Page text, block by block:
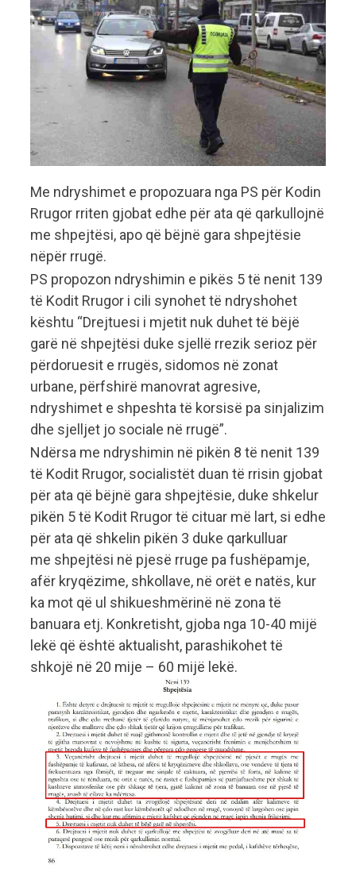
Me ndryshimet e propozuara nga PS për Kodin
Rrugor rriten gjobat edhe për ata që qarkullojnë
me shpejtësi, apo që bëjnë gara shpejtësie
nëpër rrugë.
PS propozon ndryshimin e pikës 5 të nenit 139
të Kodit Rrugor i cili synohet të ndryshohet
kështu “Drejtuesi i mjetit nuk duhet të bëjë
garë në shpejtësi duke sjellë rrezik serioz për
përdoruesit e rrugës, sidomos në zonat
urbane, përfshirë manovrat agresive,
ndryshimet e shpeshta të korsisë pa sinjalizim
dhe sjelljet jo sociale në rrugë”.
Ndërsa me ndryshimin në pikën 8 të nenit 139
të Kodit Rrugor, socialistët duan të rrisin gjobat
për ata që bëjnë gara shpejtësie, duke shkelur
pikën 5 të Kodit Rrugor të cituar më lart, si edhe
për ata që shkelin pikën 3 duke qarkulluar
me shpejtësi në pjesë rruge pa fushëpamje,
afër kryqëzime, shkollave, në orët e natës, kur
ka mot që ul shikueshmërinë në zona të
banuara etj. Konkretisht, gjoba nga 10-40 mijë
lekë që është aktualisht, parashikohet të
shkojë në 20 mije – 60 mijë lekë.